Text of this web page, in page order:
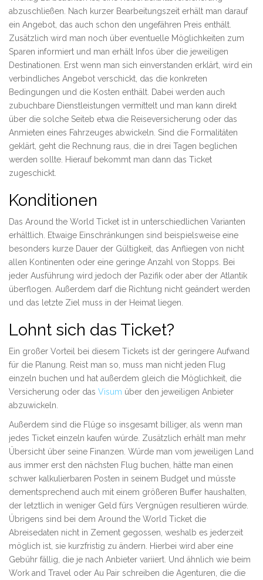
abzuschließen. Nach kurzer Bearbeitungszeit erhält man darauf
ein Angebot, das auch schon den ungefähren Preis enthält.
Zusätzlich wird man noch über eventuelle Möglichkeiten zum
Sparen informiert und man erhält Infos über die jeweiligen
Destinationen. Erst wenn man sich einverstanden erklärt, wird ein
verbindliches Angebot verschickt, das die konkreten
Bedingungen und die Kosten enthält. Dabei werden auch
zubuchbare Dienstleistungen vermittelt und man kann direkt
über die solche Seiteb etwa die Reiseversicherung oder das
Anmieten eines Fahrzeuges abwickeln. Sind die Formalitäten
geklärt, geht die Rechnung raus, die in drei Tagen beglichen
werden sollte. Hierauf bekommt man dann das Ticket
zugeschickt.
Konditionen
Das Around the World Ticket ist in unterschiedlichen Varianten
erhältlich. Etwaige Einschränkungen sind beispielsweise eine
besonders kurze Dauer der Gültigkeit, das Anfliegen von nicht
allen Kontinenten oder eine geringe Anzahl von Stopps. Bei
jeder Ausführung wird jedoch der Pazifik oder aber der Atlantik
überflogen. Außerdem darf die Richtung nicht geändert werden
und das letzte Ziel muss in der Heimat liegen.
Lohnt sich das Ticket?
Ein großer Vorteil bei diesem Tickets ist der geringere Aufwand
für die Planung. Reist man so, muss man nicht jeden Flug
einzeln buchen und hat außerdem gleich die Möglichkeit, die
Versicherung oder das Visum über den jeweiligen Anbieter
abzuwickeln.
Außerdem sind die Flüge so insgesamt billiger, als wenn man
jedes Ticket einzeln kaufen würde. Zusätzlich erhält man mehr
Übersicht über seine Finanzen. Würde man vom jeweiligen Land
aus immer erst den nächsten Flug buchen, hätte man einen
schwer kalkulierbaren Posten in seinem Budget und müsste
dementsprechend auch mit einem größeren Buffer haushalten,
der letztlich in weniger Geld fürs Vergnügen resultieren würde.
Übrigens sind bei dem Around the World Ticket die
Abreisedaten nicht in Zement gegossen, weshalb es jederzeit
möglich ist, sie kurzfristig zu ändern. Hierbei wird aber eine
Gebühr fällig, die je nach Anbieter variiert. Und ähnlich wie beim
Work and Travel oder Au Pair schreiben die Agenturen, die die